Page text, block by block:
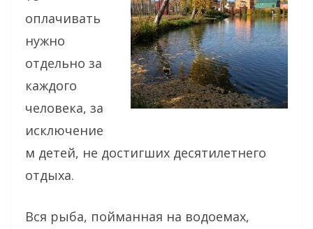
оплачивать
нужно
отдельно за
каждого
человека, за
исключение
м детей, не достигших десятилетнего
отдыха.
Вся рыба, пойманная на водоемах,